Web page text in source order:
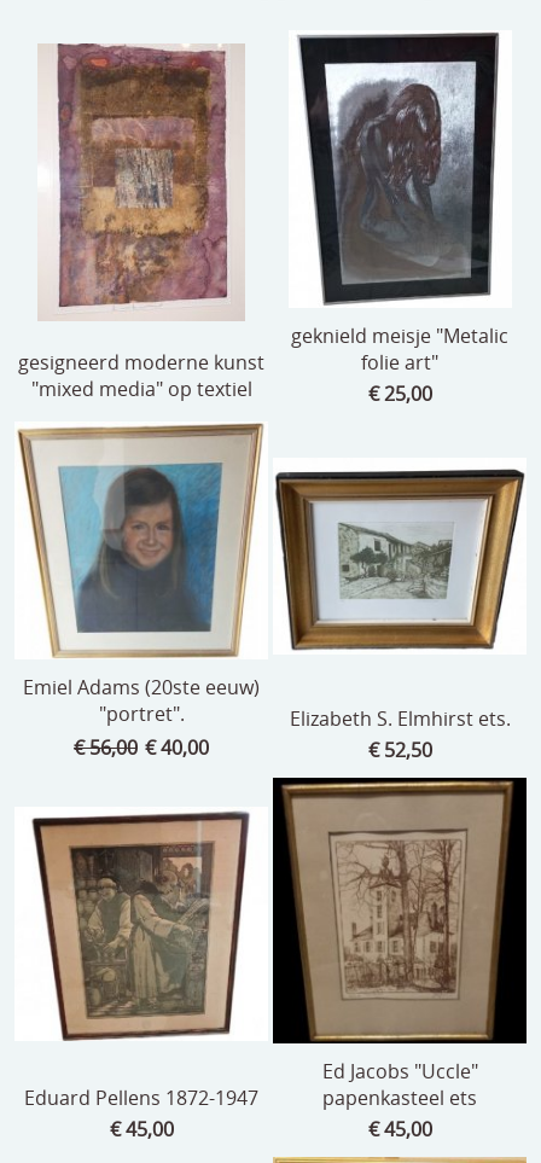
reclamevoorwerpen/merken
curiosa
schilderijen
porselein/aardewerk
juwelen/horloges/brillen
medailles/munten/bankbiljetten
ets/tekening/litho/gravure
glaswerk
lamp/luchter
speelgoed
zilverwerk
klokken
spiegels
tapijten
boeken
gesigneerd moderne kunst
"mixed media" op textiel
geknield meisje "Metalic
folie art"
€ 25,00
Emiel Adams (20ste eeuw)
"portret".
€ 56,00 € 40,00
Elizabeth S. Elmhirst ets.
€ 52,50
Eduard Pellens 1872-1947
€ 45,00
Ed Jacobs "Uccle"
papenkasteel ets
€ 45,00